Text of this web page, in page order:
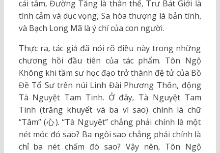
cái tâm, Đường Tăng là thân thể, Trư Bát Giới là
tình cảm và dục vọng, Sa hòa thượng là bản tính,
và Bạch Long Mã là ý chí của con người.
Thực ra, tác giả đã nói rõ điều này trong những
chương hồi đầu tiên của tác phẩm. Tôn Ngộ
Không khi tầm sư học đạo trở thành đệ tử của Bồ
Đề Tổ Sư trên núi Linh Đài Phương Thốn, động
Tà Nguyệt Tam Tinh. Ở đây, Tà Nguyệt Tam
Tinh (trăng khuyết và ba vì sao) chính là chữ
“Tâm” (心). “Tà Nguyệt” chẳng phải chính là một
nét móc đó sao? Ba ngôi sao chẳng phải chính là
chỉ ba nét chấm đó sao? Vậy nên, Tôn Ngộ